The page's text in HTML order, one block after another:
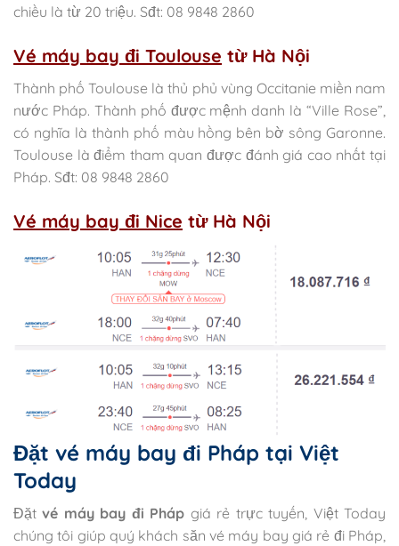
chiều là từ 20 triệu. Sđt: 08 9848 2860
Vé máy bay đi Toulouse từ Hà Nội
Thành phố Toulouse là thủ phủ vùng Occitanie miền nam
nước Pháp. Thành phố được mệnh danh là “Ville Rose”,
có nghĩa là thành phố màu hồng bên bờ sông Garonne.
Toulouse là điểm tham quan được đánh giá cao nhất tại
Pháp. Sđt: 08 9848 2860
Vé máy bay đi Nice từ Hà Nội
Đặt vé máy bay đi Pháp tại Việt
Today
Đặtvé máy bay đi Pháp giá rẻ trực tuyến, Việt Today
chúng tôi giúp quý khách săn vé máy bay giá rẻ đi Pháp,